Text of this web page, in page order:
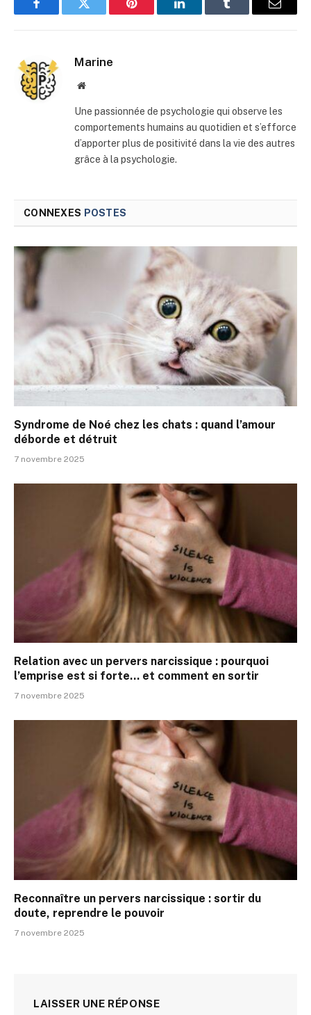
FacebookTwitter Pinterest LinkedInTumblr
E-
Marine
Site
Une passionnée de psychologie qui observe les
comportements humains au quotidien et s’efforce
d’apporter plus de positivité dans la vie des autres
grâce à la psychologie.
CONNEXES POSTES
Syndrome de Noé chez les chats : quand l’amour
déborde et détruit
7 novembre 2025
Relation avec un pervers narcissique : pourquoi
l’emprise est si forte… et comment en sortir
7 novembre 2025
Reconnaître un pervers narcissique : sortir du
doute, reprendre le pouvoir
7 novembre 2025
LAISSER UNE RÉPONSE